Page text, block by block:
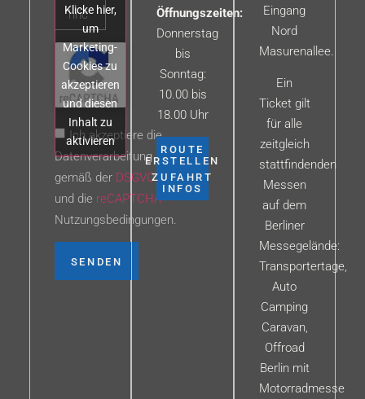
Klicke hier,
um
Marketing-
Cookies zu
akzeptieren
und diesen
Inhalt zu
aktivieren
Ich akzeptiere die
Datenverarbeitung
gemäß derDSGVO
und die reCAPTCHA
Nutzungsbedingungen.
SENDEN
Öffnungszeiten:
Donnerstag
bis
Sonntag:
10.00 bis
18.00 Uhr
ROUTE
ERSTELLEN
ZUFAHRT
INFOS
Eingang
Nord
Masurenallee.
Ein
Ticket gilt
für alle
zeitgleich
stattfindenden
Messen
auf dem
Berliner
Messegelände:
Transportertage,
Auto
Camping
Caravan,
Offroad
Berlin mit
Motorradmesse